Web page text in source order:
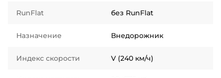
RunFlat без RunFlat
Назначение Внедорожник
Индекс скорости V (240 км/ч)